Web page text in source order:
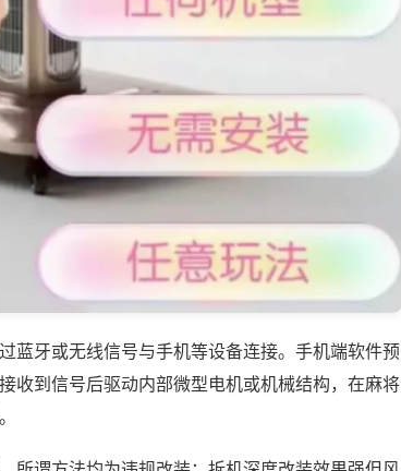
蓝牙或无线信号与手机等设备连接。手机端软件预
收到信号后驱动内部微型电机或机械结构，在麻将